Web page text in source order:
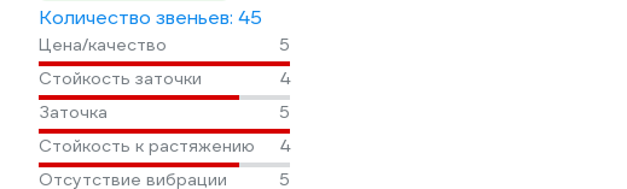
Количество звеньев: 45
Цена/качество
5
Стойкость заточки
4
Заточка
5
Стойкость к растяжению
4
Отсутствие вибрации
5